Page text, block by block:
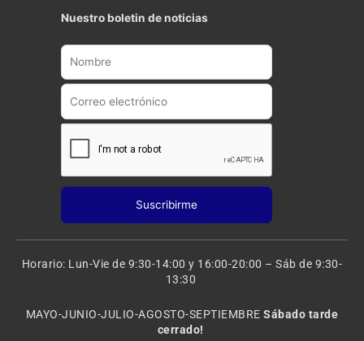
t
u
b
t
a
g
a
Nuestro boletin de noticias
Horario: Lun-Vie de 9:30-14:00 y 16:00-20:00 – Sáb de 9:30-
13:30
MAYO-JUNIO-JULIO-AGOSTO-SEPTIEMBRESábado tarde
cerrado!